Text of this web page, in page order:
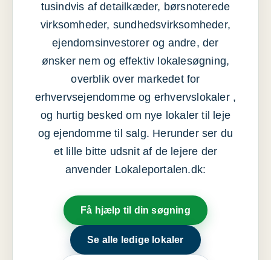
tusindvis af detailkæder, børsnoterede
virksomheder, sundhedsvirksomheder,
ejendomsinvestorer og andre, der
ønsker nem og effektiv lokalesøgning,
overblik over markedet for
erhvervsejendomme og erhvervslokaler ,
og hurtig besked om nye lokaler til leje
og ejendomme til salg. Herunder ser du
et lille bitte udsnit af de lejere der
anvender Lokaleportalen.dk:
Få hjælp til din søgning
Se alle ledige lokaler